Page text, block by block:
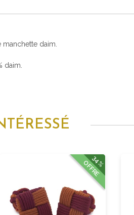
daim.
daim.
34%
OFFRE